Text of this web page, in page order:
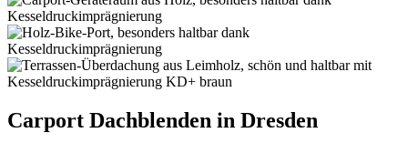
Carport Dachblenden in Dresden